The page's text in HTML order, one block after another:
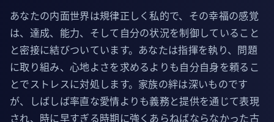
あなたの内面世界は規律正しく私的で、その幸福の感覚
は、達成、能力、そして自分の状況を制御していること
と密接に結びついています。あなたは指揮を執り、問題
に取り組み、心地よさを求めるよりも自分自身を頼るこ
とでストレスに対処します。家族の絆は深いものです
が、しばしば率直な愛情よりも義務と提供を通じて表現
され、時に早すぎる時期に強くあらねばならなかった古